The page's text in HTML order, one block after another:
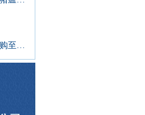
韩国饲料领导者委员会招标采购至多6.9万吨饲料玉米